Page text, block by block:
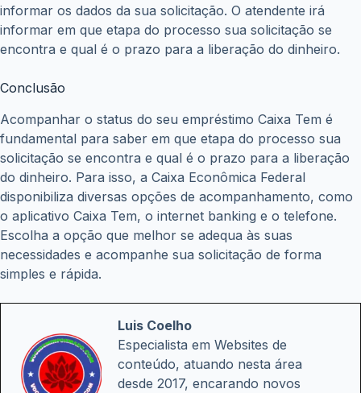
informar os dados da sua solicitação. O atendente irá
informar em que etapa do processo sua solicitação se
encontra e qual é o prazo para a liberação do dinheiro.
Conclusão
Acompanhar o status do seu empréstimo Caixa Tem é
fundamental para saber em que etapa do processo sua
solicitação se encontra e qual é o prazo para a liberação
do dinheiro. Para isso, a Caixa Econômica Federal
disponibiliza diversas opções de acompanhamento, como
o aplicativo Caixa Tem, o internet banking e o telefone.
Escolha a opção que melhor se adequa às suas
necessidades e acompanhe sua solicitação de forma
simples e rápida.
Luis Coelho
Especialista em Websites de
conteúdo, atuando nesta área
desde 2017, encarando novos